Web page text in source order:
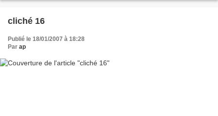
cliché 16
Publié le 18/01/2007 à 18:28
Par ap